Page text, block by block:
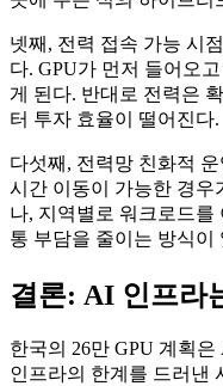
넷째, 전력 접속 가능 시
다. GPU가 먼저 들어오
게 된다. 반대로 전력은
터 투자 효율이 떨어진다.
다섯째, 전력망 친화적
시간 이동이 가능한 경우
나, 지역별로 워크로드를
통 부담을 줄이는 방식이
결론: AI 인프라
한국의 26만 GPU 계획
인프라의 한계를 드러낸